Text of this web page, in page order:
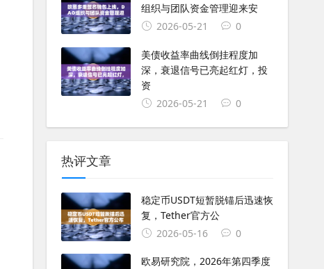
组织与团队资金管理迎来安
2026-05-21
0
美债收益率曲线倒挂程度加
深，衰退信号已亮起红灯，投
资
2026-05-21
0
热评文章
稳定币USDT短暂脱锚后迅速恢
复，Tether官方公
2026-05-16
0
欧易研究院，2026年第四季度